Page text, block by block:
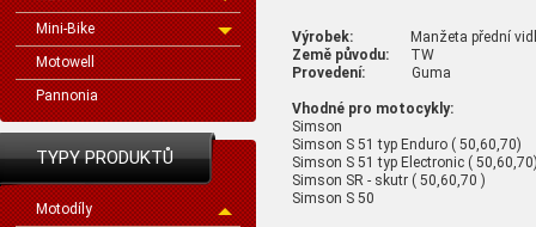
Mini-Bike
Motowell
Pannonia
TYPY PRODUKTŮ
Motodíly
Výrobek: Manžeta přední
Země původu: TW
Provedení: Guma
Vhodné pro motocykly:
Simson
Simson S 51 typ Enduro ( 50,60,70)
Simson S 51 typ Electronic (
Simson SR - skutr ( 50,60,70 )
Simson S 50